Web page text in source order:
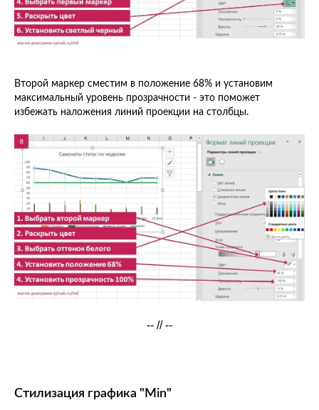
Второй маркер сместим в положение 68% и установим
максимальный уровень прозрачности - это поможет
избежать наложения линий проекции на столбцы.
-- // --
Стилизация графика "Min"